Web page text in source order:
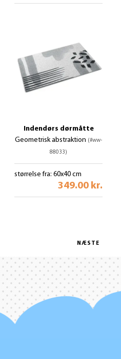
Indendørs dørmåtte
Geometrisk abstraktion (#ww-
88033)
størrelse fra: 60x40 cm
349.00 kr.
NÆSTE